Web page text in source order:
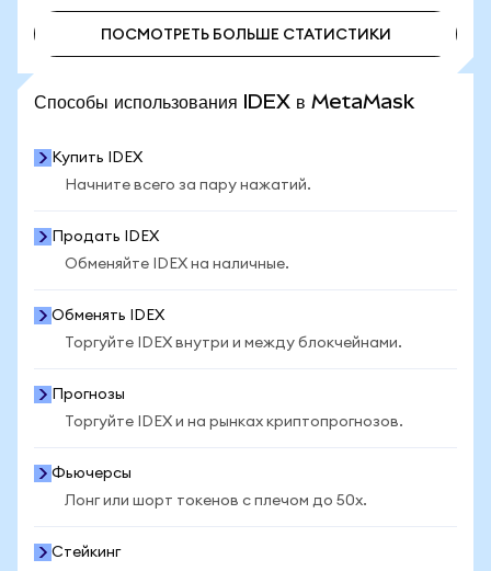
ПОСМОТРЕТЬ БОЛЬШЕ СТАТИСТИКИ
Способы использования IDEX в MetaMask
Купить IDEX
Начните всего за пару нажатий.
Продать IDEX
Обменяйте IDEX на наличные.
Обменять IDEX
Торгуйте IDEX внутри и между блокчейнами.
Прогнозы
Торгуйте IDEX и на рынках криптопрогнозов.
Фьючерсы
Лонг или шорт токенов с плечом до 50x.
Стейкинг